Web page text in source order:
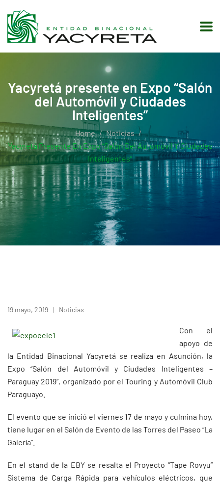
Yacyretá presente en Expo “Salón
del Automóvil y Ciudades
Inteligentes”
Home
Noticias
Yacyretá Presente En Expo “Salón Del Automóvil Y Ciudades
Inteligentes”
19 mayo, 2019 Noticias
Con el
apoyo de
la Entidad Binacional Yacyretá se realiza en Asunción, la
Expo “Salón del Automóvil y Ciudades Inteligentes –
Paraguay 2019”, organizado por el Touring y Automóvil Club
Paraguayo.
El evento que se inició el viernes 17 de mayo y culmina hoy,
tiene lugar en el Salón de Evento de las Torres del Paseo “La
Galería”.
En el stand de la EBY se resalta el Proyecto “Tape Rovyu”
Sistema de Carga Rápida para vehículos eléctricos, que